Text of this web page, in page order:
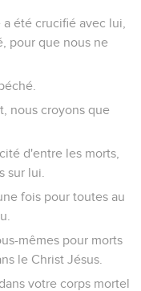
été crucifié avec lui,
pour que nous ne
nous croyons que
d'entre les morts,
sur lui.
fois pour toutes au
mêmes pour morts
le Christ Jésus.
votre corps mortel